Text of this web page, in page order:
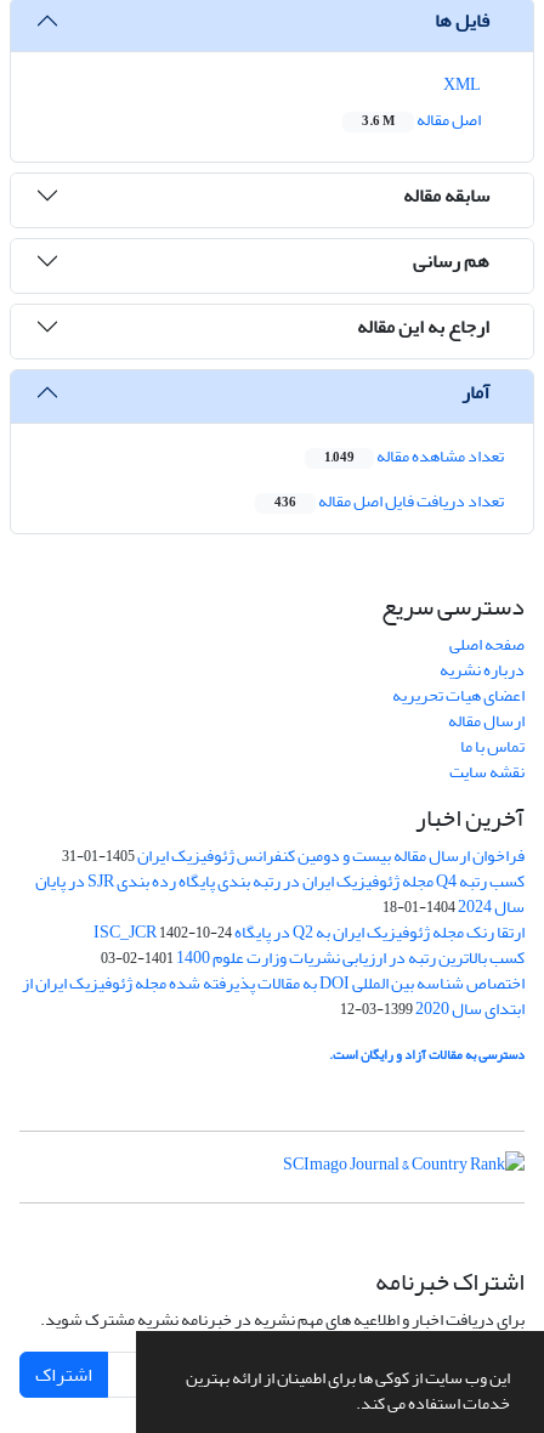
این وب سایت از کوکی ها برای اطمینان از ارائه بهترین
خدمات استفاده می کند.
فایل ها
اصل مقاله
3.6 M
سابقه مقاله
هم رسانی
ارجاع به این مقاله
آمار
تعداد مشاهده مقاله 1,049
تعداد دریافت فایل اصل مقاله 436
دسترسی سریع
صفحه اصلی
درباره نشریه
اعضای هیات تحریریه
ارسال مقاله
تماس با ما
نقشه سایت
آخرین اخبار
فراخوان ارسال مقاله بیست و دومین کنفرانس ژئوفیزیک ایران1405-01-31
کسب رتبه Q4 مجله ژئوفیزیک ایران در رتبه بندی پایگاه رده بندی SJR در پایان
سال 2024 1404-01-18
ارتقا رنک مجله ژئوفیزیک ایران به Q2 در پایگاه ISC_JCR 1402-10-24
کسب بالاترین رتبه در ارزیابی نشریات وزارت علوم 1400 1401-02-03
اختصاص شناسه بین المللی DOI به مقالات پذیرفته شده مجله ژئوفیزیک ایران از
ابتدای سال 2020 1399-03-12
دسترسی به مقالات آزاد و رایگان است.
اشتراک خبرنامه
برای دریافت اخبار و اطلاعیه های مهم نشریه در خبرنامه نشریه مشترک شوید.
اشتراک